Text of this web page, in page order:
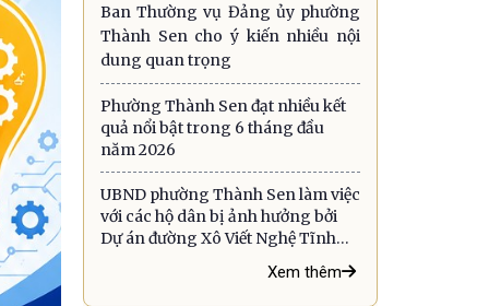
Ban Thường vụ Đảng ủy phường
Thành Sen cho ý kiến nhiều nội
dung quan trọng
Phường Thành Sen đạt nhiều kết
quả nổi bật trong 6 tháng đầu
năm 2026
UBND phường Thành Sen làm việc
với các hộ dân bị ảnh hưởng bởi
Dự án đường Xô Viết Nghệ Tĩnh
Xem thêm